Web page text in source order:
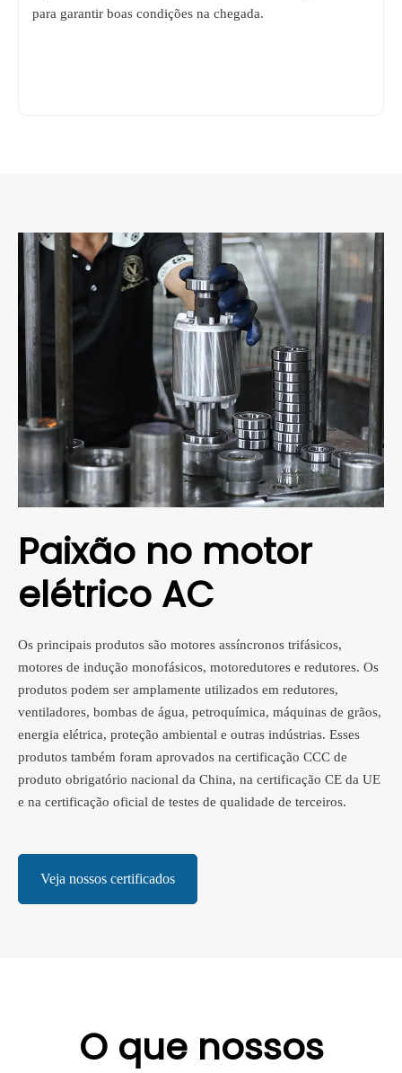
para garantir boas condições na chegada.
Paixão no motor
elétrico AC
Os principais produtos são motores assíncronos trifásicos,
motores de indução monofásicos, motoredutores e redutores. Os
produtos podem ser amplamente utilizados em redutores,
ventiladores, bombas de água, petroquímica, máquinas de grãos,
energia elétrica, proteção ambiental e outras indústrias. Esses
produtos também foram aprovados na certificação CCC de
produto obrigatório nacional da China, na certificação CE da UE
e na certificação oficial de testes de qualidade de terceiros.
Veja nossos certificados
O que nossos